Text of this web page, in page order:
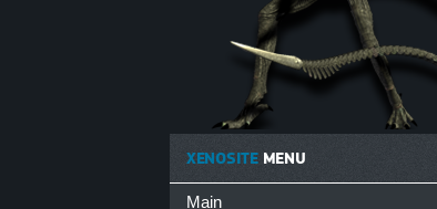
XENOSITEMENU
Main